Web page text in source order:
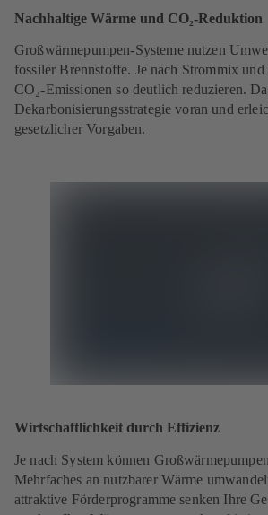
Nachhaltige Wärme und CO₂-Reduktion
Großwärmepumpen-Systeme nutzen
fossiler Brennstoffe. Je nach Strommix und
CO₂-Emissionen so deutlich reduzieren.
Dekarbonisierungsstrategie voran und
gesetzlicher Vorgaben.
Wirtschaftlichkeit durch Effizienz
Je nach System können
Mehrfaches an nutzbarer Wärme
attraktive Förderprogramme senken Ihre